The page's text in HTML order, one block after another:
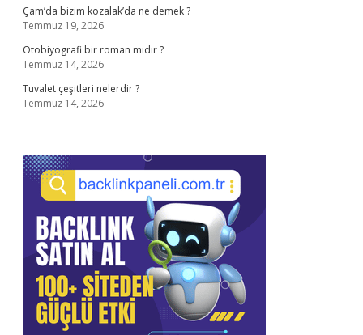
Çam’da bizim kozalak’da ne demek ?
Temmuz 19, 2026
Otobiyografi bir roman mıdır ?
Temmuz 14, 2026
Tuvalet çeşitleri nelerdir ?
Temmuz 14, 2026